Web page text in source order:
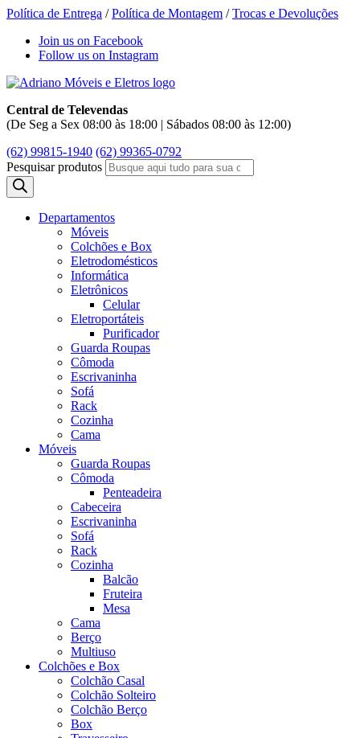
Política de Entrega /Política de Montagem /Trocas e Devoluções
Join us on Facebook
Follow us on Instagram
Central de Televendas
(De Seg a Sex 08:00 às 18:00 | Sábados 08:00 às 12:00)
(62) 99815-1940 (62) 99365-0792
Pesquisar produtos
Departamentos
Móveis
Colchões e Box
Eletrodomésticos
Informática
Eletrônicos
Celular
Eletroportáteis
Purificador
Guarda Roupas
Cômoda
Escrivaninha
Sofá
Rack
Cozinha
Cama
Móveis
Guarda Roupas
Cômoda
Penteadeira
Cabeceira
Escrivaninha
Sofá
Rack
Cozinha
Balcão
Fruteira
Mesa
Cama
Berço
Multiuso
Colchões e Box
Colchão Casal
Colchão Solteiro
Colchão Berço
Box